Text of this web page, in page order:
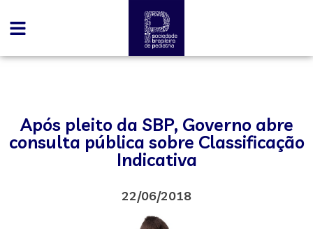
Após pleito da SBP, Governo abre
consulta pública sobre Classificação
Indicativa
22/06/2018